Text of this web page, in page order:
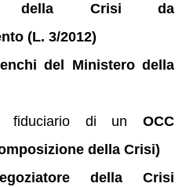
della Crisi da
(L. 3/2012)
del Ministero della
fiduciario di un OCC
della Crisi)
della Crisi